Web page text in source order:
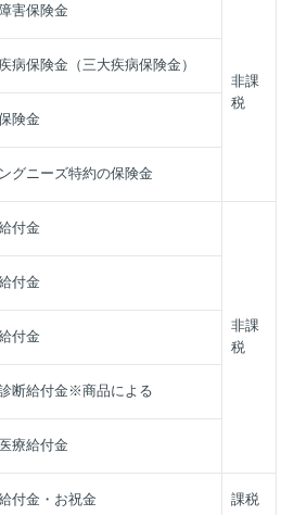
害保険金
非課
税
病保険金（三大疾病保険金）
険金
グニーズ特約の保険金
付金
非課
税
付金
付金
断給付金※商品による
療給付金
付金・お祝金 課税